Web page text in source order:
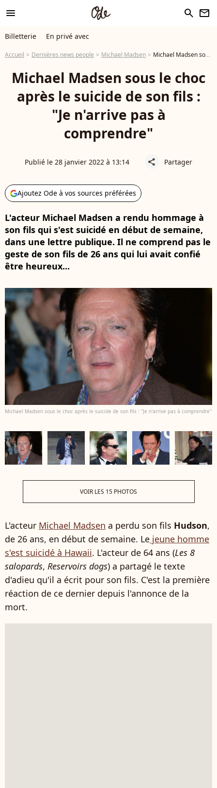
menu search newsletter
Billetterie En privé avec
Accueil Dernières news people Michael Madsen Michael Madsen sous le choc après le suicide de son fils : "Je n'arrive pas à comprendre"
Michael Madsen sous le choc
après le suicide de son fils :
"Je n'arrive pas à
comprendre"
Publié le 28 janvier 2022 à 13:14 share Partager
Ajoutez Ode à vos sources préférées
L'acteur Michael Madsen a rendu hommage à
son fils qui s'est suicidé en début de semaine,
dans une lettre publique. Il ne comprend pas le
geste de son fils de 26 ans qui lui avait confié
être heureux...
Michael Madsen sous le choc après le suicide de son fils : "Je n'arrive pas à comprendre"
VOIR LES 15 PHOTOS
L'acteur Michael Madsen a perdu son fils Hudson,
de 26 ans, en début de semaine. Le jeune homme
s'est suicidé à Hawaii. L'acteur de 64 ans (Les 8
salopards, Reservoirs dogs) a partagé le texte
d'adieu qu'il a écrit pour son fils. C'est la première
réaction de ce dernier depuis l'annonce de la
mort.